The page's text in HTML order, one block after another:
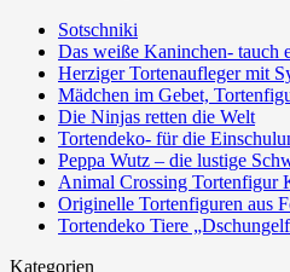
Sotschniki
Das weiße Kaninchen- tauch
Herziger Tortenaufleger mit
Mädchen im Gebet,
Die Ninjas retten die Welt
Tortendeko- für die
Peppa Wutz – die lustige
Animal Crossing Tortenfigur
Originelle Tortenfiguren aus
Tortendeko Tiere
Kategorien